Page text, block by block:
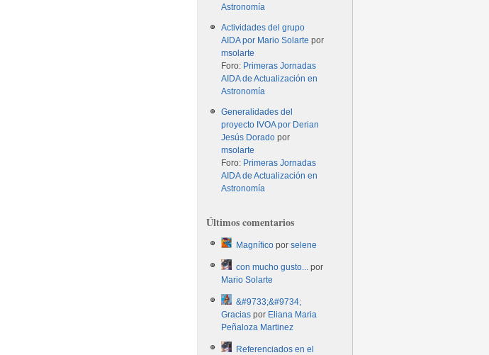
Astronomía
Actividades del grupo
AIDA por Mario Solarte por
msolarte
Foro: Primeras Jornadas
AIDA de Actualización en
Astronomía
Generalidades del
proyecto IVOA por Derian
Jesús Dorado por
msolarte
Foro: Primeras Jornadas
AIDA de Actualización en
Astronomía
Últimos comentarios
Magnífico porselene
con mucho gusto... por
Mario Solarte
&#9733;&#9734;
Gracias por Eliana Maria
Peñaloza Martinez
Referenciados en el